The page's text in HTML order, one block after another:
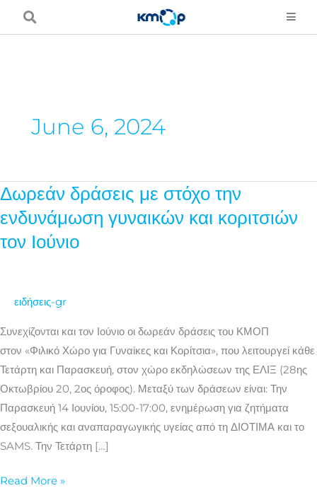
Μετάβαση
June 6, 2024
Δωρεάν δράσεις με στόχο την
ενδυνάμωση γυναικών και κοριτσιών
τον Ιούνιο
ειδήσεις-gr
Συνεχίζονται και τον Ιούνιο οι δωρεάν δράσεις του ΚΜΟΠ
στον «Φιλικό Χώρο για Γυναίκες και Κορίτσια», που λειτουργεί κάθε
Τετάρτη και Παρασκευή, στον χώρο εκδηλώσεων της ΕΛΙΞ (28ης
Οκτωβρίου 20, 2ος όροφος). Μεταξύ των δράσεων είναι: Την
Παρασκευή 14 Ιουνίου, 15:00-17:00, ενημέρωση για ζητήματα
σεξουαλικής και αναπαραγωγικής υγείας από τη ΔΙΟΤΙΜΑ και το
SAMS. Την Τετάρτη […]
Δωρεάν
δράσεις
με
στόχο
γυναικών
Read More »